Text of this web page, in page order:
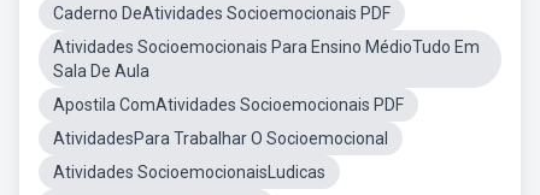
Caderno DeAtividades Socioemocionais PDF
Atividades Socioemocionais Para Ensino MédioTudo Em
Sala De Aula
Apostila ComAtividades Socioemocionais PDF
AtividadesPara Trabalhar O Socioemocional
Atividades SocioemocionaisLudicas